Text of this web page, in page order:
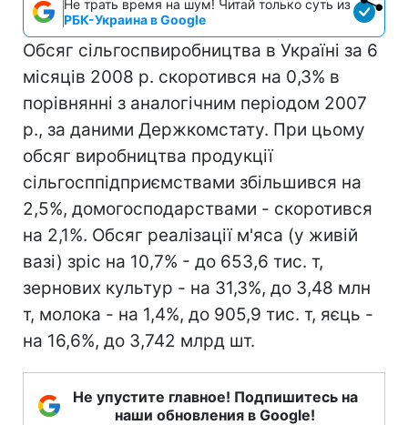
Не трать время на шум! Читай только суть из
РБК-Украина в Google
Обсяг сільгоспвиробництва в Україні за 6
місяців 2008 р. скоротився на 0,3% в
порівнянні з аналогічним періодом 2007
р., за даними Держкомстату. При цьому
обсяг виробництва продукції
сільгосппідприємствами збільшився на
2,5%, домогосподарствами - скоротився
на 2,1%. Обсяг реалізації м'яса (у живій
вазі) зріс на 10,7% - до 653,6 тис. т,
зернових культур - на 31,3%, до 3,48 млн
т, молока - на 1,4%, до 905,9 тис. т, яєць -
на 16,6%, до 3,742 млрд шт.
Не упустите главное! Подпишитесь на
наши обновления в Google!